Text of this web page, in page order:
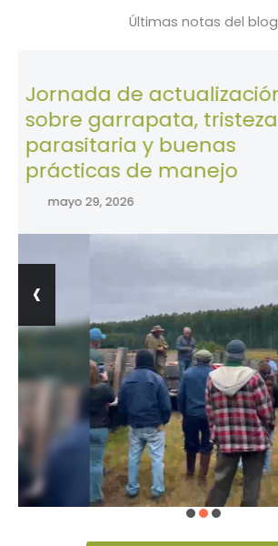
Últimas notas del blog
de actualización
garrapata, tristeza
y buenas
de manejo
29, 2026
‹